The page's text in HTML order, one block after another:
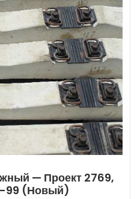
— Проект 2769,
99 (новый)